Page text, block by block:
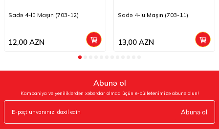
Sadə 4-lü Maşın (703-12)
12,00 AZN
Sadə 4-lü Maşın (703-11)
13,00AZN
Abunə ol
Kampaniya və yeniliklərdən xəbərdar olmaq üçün e-bülletenimizə abunə olun!
Abunə ol